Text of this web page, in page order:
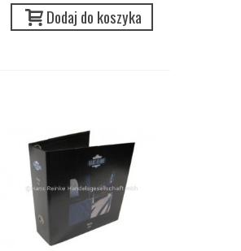
Dodaj do koszyka